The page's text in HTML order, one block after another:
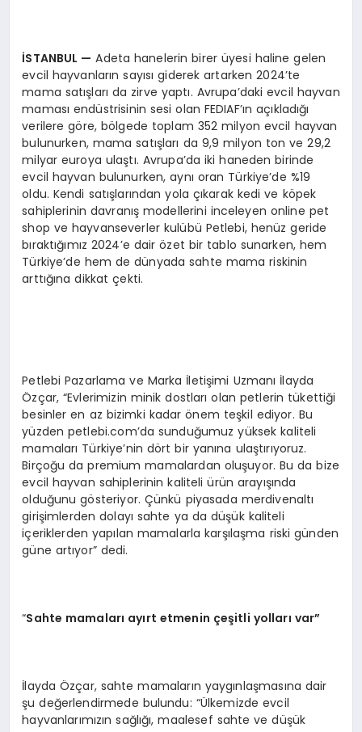
İSTANBUL — Adeta hanelerin birer üyesi haline gelen
evcil hayvanların sayısı giderek artarken 2024’te
mama satışları da zirve yaptı. Avrupa’daki evcil hayvan
maması endüstrisinin sesi olan FEDIAF’ın açıkladığı
verilere göre, bölgede toplam 352 milyon evcil hayvan
bulunurken, mama satışları da 9,9 milyon ton ve 29,2
milyar euroya ulaştı. Avrupa’da iki haneden birinde
evcil hayvan bulunurken, aynı oran Türkiye’de %19
oldu. Kendi satışlarından yola çıkarak kedi ve köpek
sahiplerinin davranış modellerini inceleyen online pet
shop ve hayvanseverler kulübü Petlebi, henüz geride
bıraktığımız 2024’e dair özet bir tablo sunarken, hem
Türkiye’de hem de dünyada sahte mama riskinin
arttığına dikkat çekti.
Petlebi Pazarlama ve Marka İletişimi Uzmanı İlayda
Özçar, “Evlerimizin minik dostları olan petlerin tükettiği
besinler en az bizimki kadar önem teşkil ediyor. Bu
yüzden petlebi.com’da sunduğumuz yüksek kaliteli
mamaları Türkiye’nin dört bir yanına ulaştırıyoruz.
Birçoğu da premium mamalardan oluşuyor. Bu da bize
evcil hayvan sahiplerinin kaliteli ürün arayışında
olduğunu gösteriyor. Çünkü piyasada merdivenaltı
girişimlerden dolayı sahte ya da düşük kaliteli
içeriklerden yapılan mamalarla karşılaşma riski günden
güne artıyor” dedi.
“Sahte mamaları ayırt etmenin çeşitli yolları var”
İlayda Özçar, sahte mamaların yaygınlaşmasına dair
şu değerlendirmede bulundu: “Ülkemizde evcil
hayvanlarımızın sağlığı, maalesef sahte ve düşük